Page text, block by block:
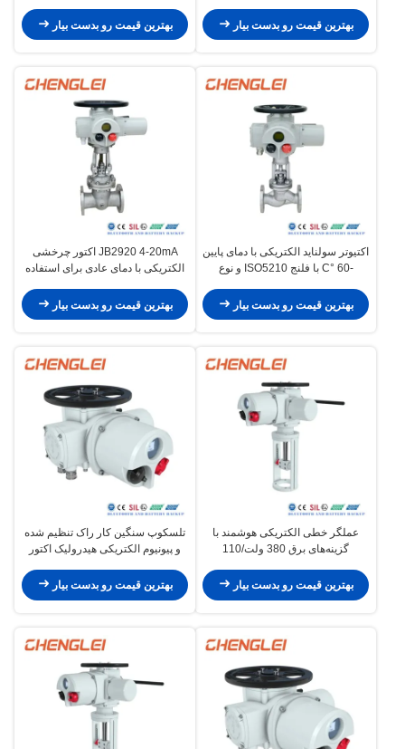
بهترین قیمت رو بدست بیار بهترین قیمت رو بدست بیار
اکتیوتر سولناید الکتریکی با دمای پایین
-60 °C با فلنج ISO5210 و نوع
بهترین قیمت رو بدست بیار
JB2920 4-20mA اکتور چرخشی
الکتریکی با دمای عادی برای استفاده
بهترین قیمت رو بدست بیار
عملگر خطی الکتریکی هوشمند با
گزینه‌های برق 380 ولت/110
AC و 12 ولت/24 ولت DC برای بهترین قیمت رو بدست بیار
تلسکوپ سنگین کار راک تنظیم شده
و پیونیوم الکتریکی هیدرولیک اکتور
بهترین قیمت رو بدست بیار